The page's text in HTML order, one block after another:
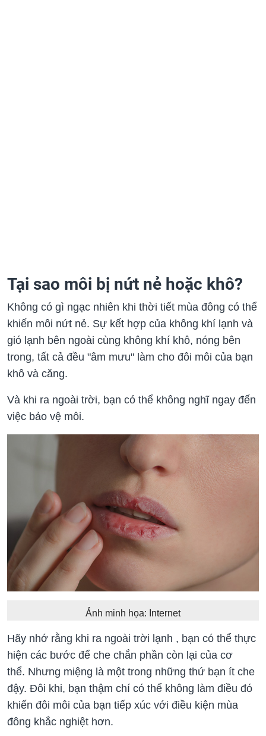
Tại sao môi bị nứt nẻ hoặc khô?
Không có gì ngạc nhiên khi thời tiết mùa đông có thể
khiến môi nứt nẻ. Sự kết hợp của không khí lạnh và
gió lạnh bên ngoài cùng không khí khô, nóng bên
trong, tất cả đều "âm mưu" làm cho đôi môi của bạn
khô và căng.
Và khi ra ngoài trời, bạn có thể không nghĩ ngay đến
việc bảo vệ môi.
Ảnh minh họa: Internet
Hãy nhớ rằng khi ra ngoài trời lạnh , bạn có thể thực
hiện các bước để che chắn phần còn lại của cơ
thể. Nhưng miệng là một trong những thứ bạn ít che
đậy. Đôi khi, bạn thậm chí có thể không làm điều đó
khiến đôi môi của bạn tiếp xúc với điều kiện mùa
đông khắc nghiệt hơn.